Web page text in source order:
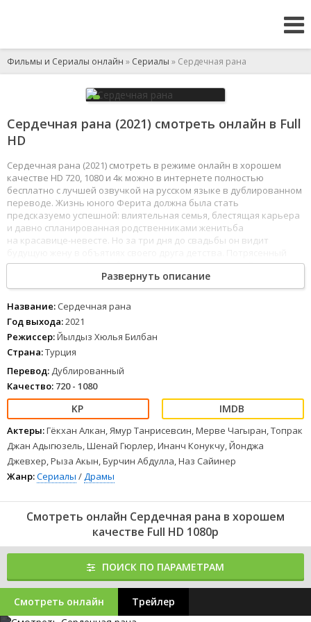
Фильмы и Сериалы онлайн » Сериалы » Сердечная рана
Сердечная рана (2021) смотреть онлайн в Full
HD
Сердечная рана (2021) смотреть в режиме онлайн в хорошем
качестве HD 720, 1080 и 4к можно в интернете полностью
бесплатно с лучшей озвучкой на русском языке в дублированном
переводе. Жизнь юного Ферита должна была стать
предсказуемо успешной: влиятельная семья, блестящая карьера
и давно спланированная родственниками женитьба
на красавице-невесте. Но за три дня до свадьбы он видит
предательством Ферит бежит из родного города, чтобы
встретить в небогатом кафе официантку Айше. Молодой человек
решает предложить ей неожиданную сделку и отомстить всем
тем, кто сделал ему больно - но, может быть, именно
эта случайная встреча сможет исцелить его сердце и заставить
снова поверить в любовь.
1234 5 67 8
Развернуть описание
Название: Сердечная рана
Год выхода:2021
Режиссер:Йылдыз Хюлья Билбан
Страна:Турция
Перевод: Дублированный
Качество: 720 - 1080
Актеры:Гёкхан Алкан, Ямур Танрисевсин, Мерве Чагыран, Топрак
Джан Адыгюзель, Шенай Гюрлер, Инанч Конукчу, Йонджа
Джевхер, Рыза Акын, Бурчин Абдулла, Наз Сайинер
Жанр:Сериалы /Драмы
Смотреть онлайн Сердечная рана в хорошем
качестве Full HD 1080p
ПОИСК ПО ПАРАМЕТРАМ
Смотреть онлайн Трейлер